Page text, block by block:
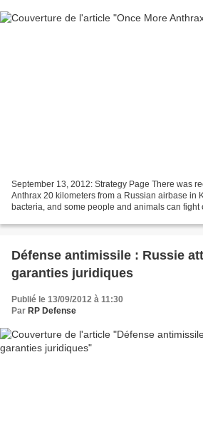
September 13, 2012: Strategy Page There was
Anthrax 20 kilometers from a Russian airbase in
bacteria, and some people and animals can fight
Défense antimissile : Russie
garanties juridiques
Publié le 13/09/2012 à 11:30
Par RP Defense